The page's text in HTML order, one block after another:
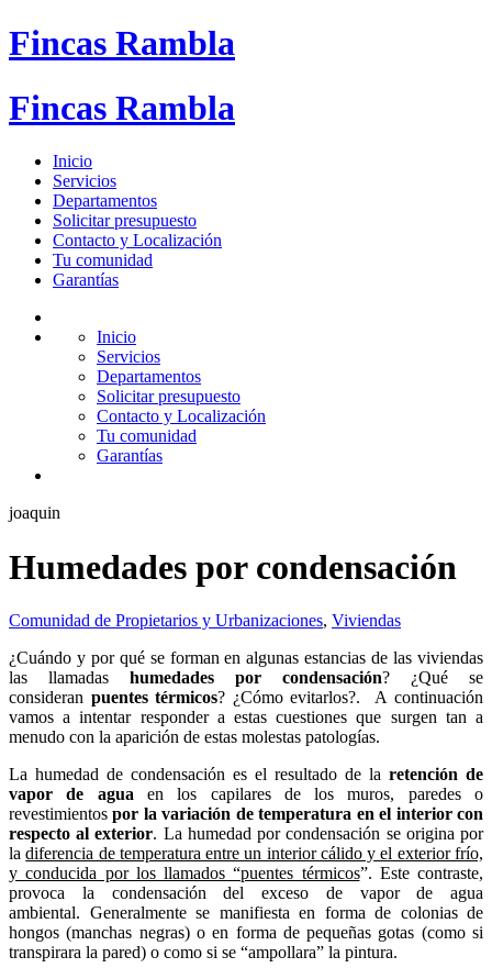
Fincas Rambla
Fincas Rambla
Inicio
Servicios
Departamentos
Solicitar presupuesto
Contacto y Localización
Tu comunidad
Garantías
Inicio
Servicios
Departamentos
Solicitar presupuesto
Contacto y Localización
Tu comunidad
Garantías
joaquin
Humedades por condensación
Comunidad de Propietarios y Urbanizaciones, Viviendas
¿Cuándo y por qué se forman en algunas estancias de las viviendas
las llamadas humedades por condensación? ¿Qué se
consideran puentes térmicos? ¿Cómo evitarlos?. A continuación
vamos a intentar responder a estas cuestiones que surgen tan a
menudo con la aparición de estas molestas patologías.
La humedad de condensación es el resultado de la retención de
vapor de agua
en los capilares de los muros, paredes o
revestimientos por la variación de temperatura en el interior con
respecto al exterior. La humedad por condensación se origina por
ladiferencia de temperatura entre un interior cálido y el exterior frío,
y conducida por los llamados “puentes térmicos”. Este contraste,
provoca la condensación del exceso de vapor de agua
ambiental. Generalmente se manifiesta en forma de colonias de
hongos (manchas negras) o en forma de pequeñas gotas (como si
transpirara la pared) o como si se “ampollara” la pintura.